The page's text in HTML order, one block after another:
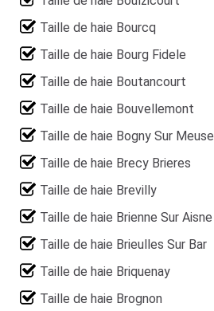
Taille de haie Bourcq
Taille de haie Bourg Fidele
Taille de haie Boutancourt
Taille de haie Bouvellemont
Taille de haie Bogny Sur Meuse
Taille de haie Brecy Brieres
Taille de haie Brevilly
Taille de haie Brienne Sur Aisne
Taille de haie Brieulles Sur Bar
Taille de haie Briquenay
Taille de haie Brognon